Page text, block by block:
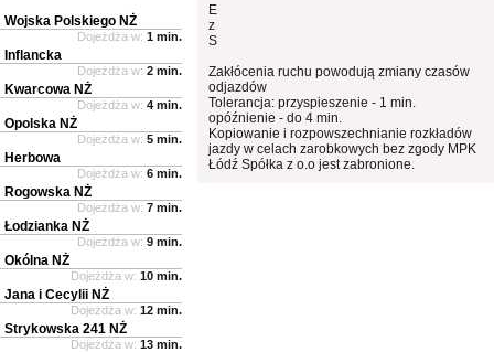
E
z
S
Zakłócenia ruchu powodują zmiany czasów
odjazdów
Tolerancja: przyspieszenie - 1 min.
opóźnienie - do 4 min.
Kopiowanie i rozpowszechnianie rozkładów
jazdy w celach zarobkowych bez zgody MPK
Łódź Spółka z o.o jest zabronione.
Wojska Polskiego NŻ
Dojeżdża w: 1 min.
Inflancka
Dojeżdża w: 2 min.
Kwarcowa NŻ
Dojeżdża w: 4 min.
Opolska NŻ
Dojeżdża w: 5 min.
Herbowa
Dojeżdża w: 6 min.
Rogowska NŻ
Dojeżdża w: 7 min.
Łodzianka NŻ
Dojeżdża w: 9 min.
Okólna NŻ
Dojeżdża w: 10 min.
Jana i Cecylii NŻ
Dojeżdża w: 12 min.
Strykowska 241 NŻ
Dojeżdża w: 13 min.